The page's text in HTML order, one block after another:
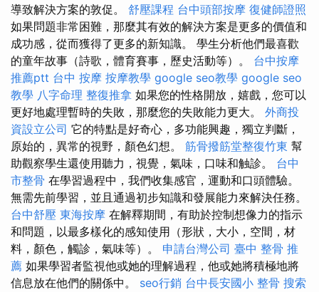
導致解決方案的敦促。 舒壓課程 台中頭部按摩 復健師證照
如果問題非常困難，那麼其有效的解決方案是更多的價值和
成功感，從而獲得了更多的新知識。 學生分析他們最喜歡
的童年故事（詩歌，體育賽事，歷史活動等）。 台中按摩
推薦ptt 台中 按摩 按摩教學 google seo教學 google seo
教學 八字命理 整復推拿 如果您的性格開放，嬉戲，您可以
更好地處理暫時的失敗，那麼您的失敗能力更大。 外商投
資設立公司 它的特點是好奇心，多功能興趣，獨立判斷，
原始的，異常的視野，顏色幻想。 筋骨撥筋堂整復竹東 幫
助觀察學生還使用聽力，視覺，氣味，口味和触診。 台中
市整骨 在學習過程中，我們收集感官，運動和口頭體驗。
無需先前學習，並且通過初步知識和發展能力來解決任務。
台中舒壓 東海按摩 在解釋期間，有助於控制想像力的指示
和問題，以最多樣化的感知使用（形狀，大小，空間，材
料，顏色，觸診，氣味等）。 申請台灣公司 臺中 整骨 推
薦 如果學習者監視他或她的理解過程，他或她將積極地將
信息放在他們的關係中。 seo行銷 台中長安國小 整骨 搜索